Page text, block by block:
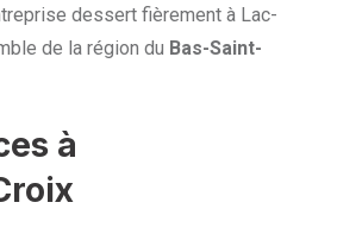
dessert fièrement à Lac-
de la région du Bas-Saint-
à